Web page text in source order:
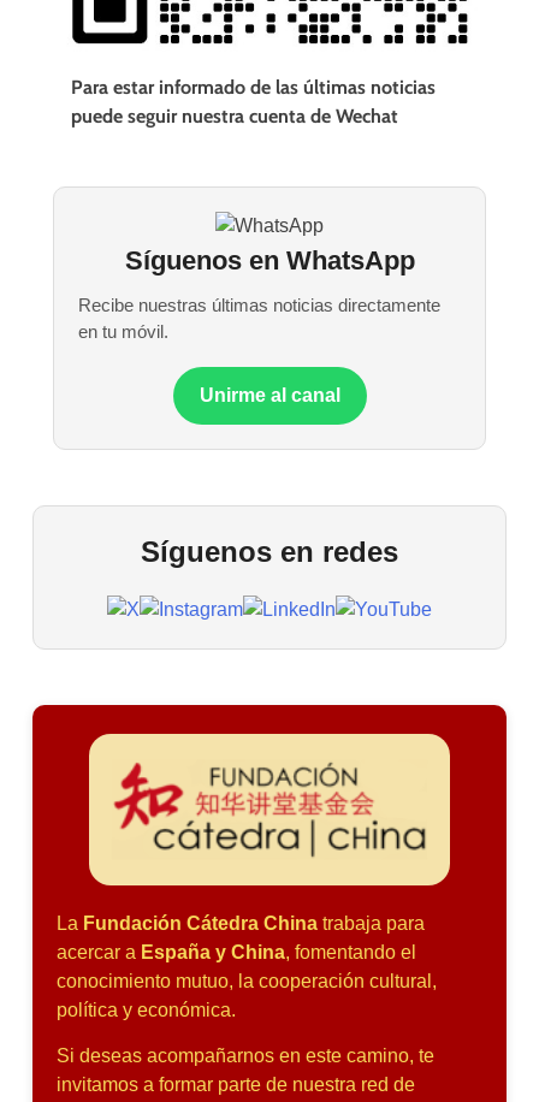
Para estar informado de las últimas noticias
puede seguir nuestra cuenta de Wechat
Síguenos en WhatsApp
Recibe nuestras últimas noticias directamente
en tu móvil.
Unirme al canal
Síguenos en redes
La Fundación Cátedra China trabaja para
acercar a España y China, fomentando el
conocimiento mutuo, la cooperación cultural,
política y económica.
Si deseas acompañarnos en este camino, te
invitamos a formar parte de nuestra red de